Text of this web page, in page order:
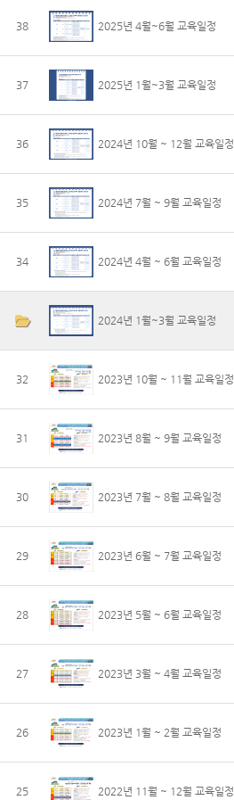
38 2025년 4월~6월 교육일정
37 2025년 1월~3월 교육일정
36 2024년 10월 ~ 12월 교육일정
35 2024년 7월 ~ 9월 교육일정
34 2024년 4월 ~ 6월 교육일정
2024년 1월~3월 교육일정
32 2023년 10월 ~ 11월 교육일정
31 2023년 8월 ~ 9월 교육일정
30 2023년 7월 ~ 8월 교육일정
29 2023년 6월 ~ 7월 교육일정
28 2023년 5월 ~ 6월 교육일정
27 2023년 3월 ~ 4월 교육일정
26 2023년 1월 ~ 2월 교육일정
25 2022년 11월 ~ 12월 교육일정